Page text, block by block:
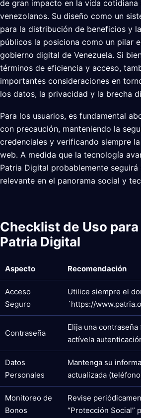
de gran impacto en la vida cotidiana
venezolanos. Su diseño como un
para la distribución de beneficios y
públicos la posiciona como un pilar
gobierno digital de Venezuela. Si
términos de eficiencia y acceso,
importantes consideraciones en
los datos, la privacidad y la brecha
Para los usuarios, es fundamental
con precaución, manteniendo la
credenciales y verificando siempre
web. A medida que la tecnología
Patria Digital probablemente seguirá
relevante en el panorama social y
Checklist de Uso
Patria Digital
Aspecto Recomendación
Acceso
Seguro
Utilice siempre el
`https://
Contraseña
Elija una
actívela
Datos
Personales
Mantenga su
actualizada
Monitoreo de
Bonos
Revise
“Protección Social”